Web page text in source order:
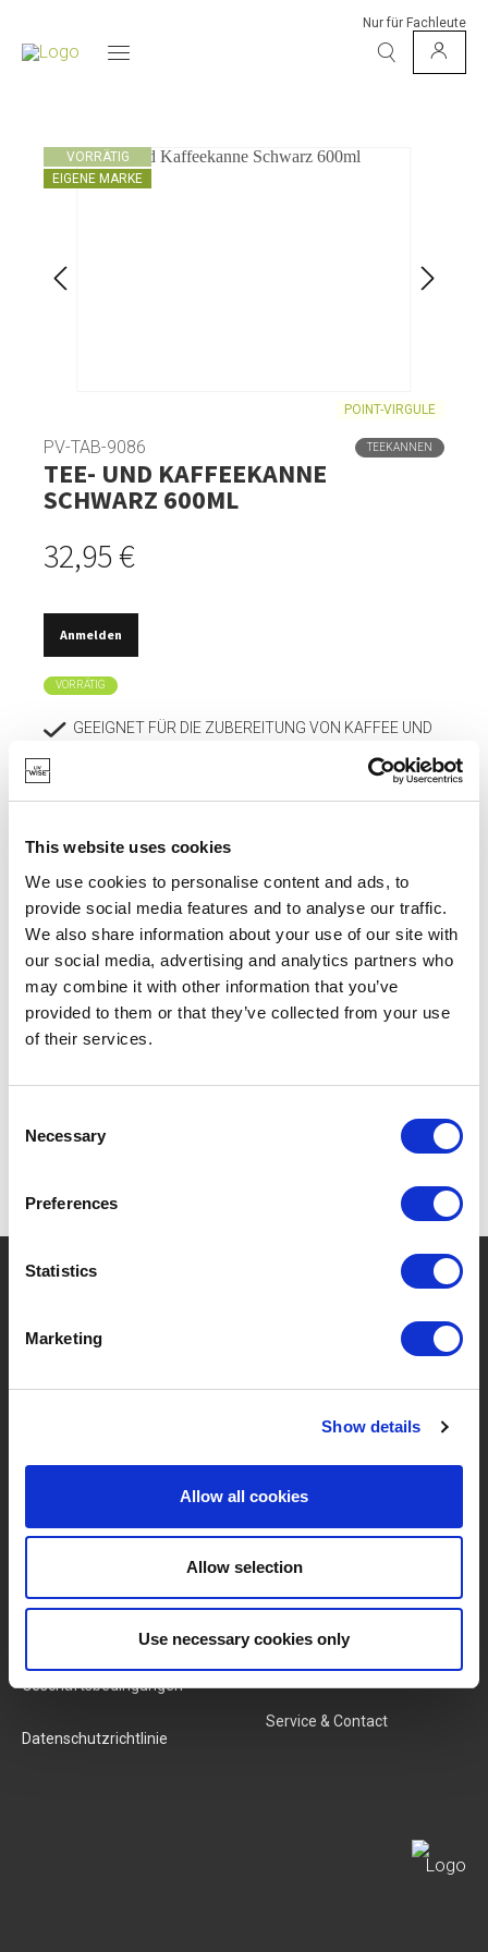
This website uses cookies
We use cookies to personalise content and ads, to
provide social media features and to analyse our traffic.
We also share information about your use of our site with
our social media, advertising and analytics partners who
may combine it with other information that you’ve
provided to them or that they’ve collected from your use
of their services.
Selection
Necessary
Preferences
Statistics
Marketing
Show details
Allow all cookies
Allow selection
Use necessary cookies only
Nur für Fachleute
VORRÄTIG
EIGENE MARKE
POINT-VIRGULE
PV-TAB-9086 TEEKANNEN
TEE- UND KAFFEEKANNE
SCHWARZ 600ML
32,95 €
Anmelden
VORRÄTIG
GEEIGNET FÜR DIE ZUBEREITUNG VON KAFFEE UND
HERGESTELLT AUS HOCHWERTIGEM EDELSTAHL, IN
IDEAL FÜR DIE VERWENDUNG ZUSAMMEN MIT EINER
POUR OVER KAFFEEBEREITER.
SPÜLMASCHINENFEST.
SPEZIFIKATIONEN
? Brauchen Sie Hilfe?
Unser Team
SERVICES
Allgemeine
Geschäftsbedingungen
Datenschutzrichtlinie
MY LIVWISE-PRO LOGIN
Login
Service & Contact